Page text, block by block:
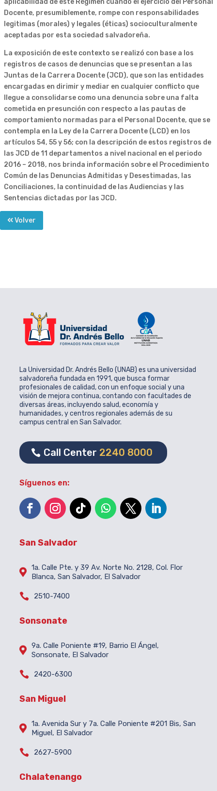
aplicabilidad de este Régimen cuando el ejercicio del Personal
Docente, presumiblemente, rompe con responsabilidades
legitimas (morales) y legales (éticas) socioculturalmente
aceptadas por esta sociedad salvadoreña.
La exposición de este contexto se realizó con base a los
registros de casos de denuncias que se presentan a las
Juntas de la Carrera Docente (JCD), que son las entidades
encargadas en dirimir y mediar en cualquier conflicto que
llegue a consolidarse como una denuncia sobre una falta
cometida en presunción con respecto a las pautas de
comportamiento normadas para el Personal Docente, que se
contempla en la Ley de la Carrera Docente (LCD) en los
artículos 54, 55 y 56; con la descripción de estos registros de
las JCD de 11 departamentos a nivel nacional en el periodo
2016 – 2018, nos brinda información sobre el Procedimiento
Común de las Denuncias Admitidas y Desestimadas, las
Conciliaciones, la continuidad de las Audiencias y las
Sentencias dictadas por las JCD.
Volver
La Universidad Dr. Andrés Bello (UNAB) es una universidad
salvadoreña fundada en 1991, que busca formar
profesionales de calidad, con un enfoque social y una
visión de mejora continua, contando con facultades de
diversas áreas, incluyendo salud, economía y
humanidades, y centros regionales además de su
campus central en San Salvador.
Call Center 2240 8000
Síguenos en:
San Salvador
 1a. Calle Pte. y 39 Av. Norte No. 2128, Col. Flor
Blanca, San Salvador, El Salvador
 2510-7400
Sonsonate
 9a. Calle Poniente #19, Barrio El Ángel,
Sonsonate, El Salvador
 2420-6300
San Miguel
 1a. Avenida Sur y 7a. Calle Poniente #201 Bis, San
Miguel, El Salvador
 2627-5900
Chalatenango